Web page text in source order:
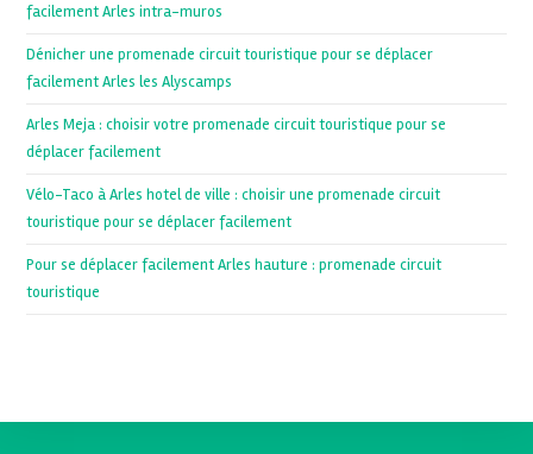
facilement Arles intra-muros
Dénicher une promenade circuit touristique pour se déplacer
facilement Arles les Alyscamps
Arles Meja : choisir votre promenade circuit touristique pour se
déplacer facilement
Vélo-Taco à Arles hotel de ville : choisir une promenade circuit
touristique pour se déplacer facilement
Pour se déplacer facilement Arles hauture : promenade circuit
touristique